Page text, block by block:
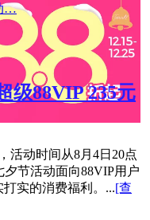
…
级88VIP 235元
活动时间从8月4日20点
节活动面向88VIP用户
实的消费福利。...[查